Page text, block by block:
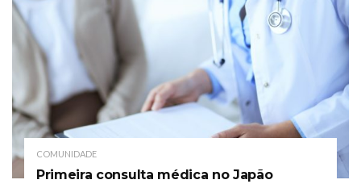
COMUNIDADE
Primeira consulta médica no Japão